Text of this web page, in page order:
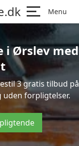
Menu
i Ørslev med
3 gratis tilbud på
forpligtelser.